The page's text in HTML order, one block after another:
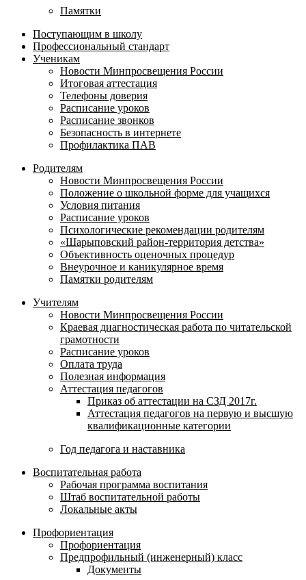
Памятки
Поступающим в школу
Профессиональный стандарт
Ученикам
Новости Минпросвещения России
Итоговая аттестация
Телефоны доверия
Расписание уроков
Расписание звонков
Безопасность в интернете
Профилактика ПАВ
Родителям
Новости Минпросвещения России
Положение о школьной форме для учащихся
Условия питания
Расписание уроков
Психологические рекомендации родителям
«Шарыповский район-территория детства»
Объективность оценочных процедур
Внеурочное и каникулярное время
Памятки родителям
Учителям
Новости Минпросвещения России
Краевая диагностическая работа по читательской
грамотности
Расписание уроков
Оплата труда
Полезная информация
Аттестация педагогов
Приказ об аттестации на СЗД 2017г.
Аттестация педагогов на первую и высшую
квалификационные категории
Год педагога и наставника
Воспитательная работа
Рабочая программа воспитания
Штаб воспитательной работы
Локальные акты
Профориентация
Профориентация
Предпрофильный (инженерный) класс
Документы